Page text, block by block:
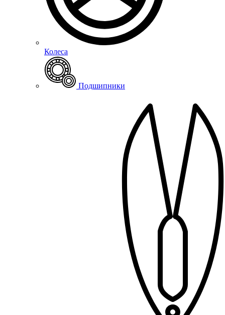
Колеса
Подшипники